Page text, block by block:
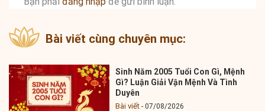
Bài viết cùng chuyên mục:
Sinh Năm 2005 Tuổi Con Gì, Mệnh
Gì? Luận Giải Vận Mệnh Và Tình
Duyên
Bài viết 07/08/2026